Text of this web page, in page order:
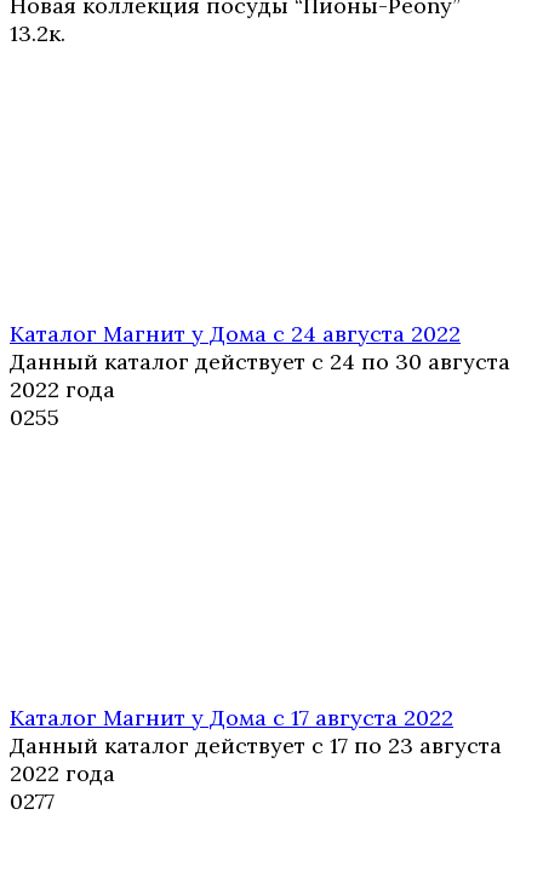
Новая коллекция посуды “Пионы-Peony”
13.2к.
Каталог Магнит у Дома с 24 августа 2022
Данный каталог действует с 24 по 30 августа
2022 года
0255
Каталог Магнит у Дома с 17 августа 2022
Данный каталог действует с 17 по 23 августа
2022 года
0277